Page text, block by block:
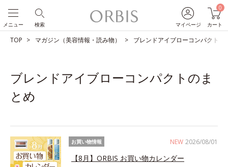
マイページ
0
カート
検索
メニュー
TOP マガジン（美容情報・読み物） ブレンドアイブローコンパクトの
ブレンドアイブローコンパクトのま
とめ
NEW 2026/08/01
お買い物情報
【8月】ORBIS お買い物カレンダー